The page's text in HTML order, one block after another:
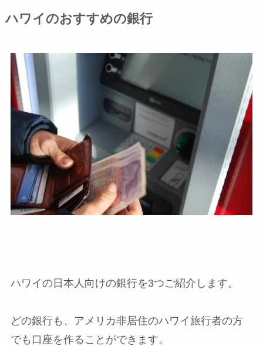
ハワイのおすすめの銀行
ハワイの日本人向けの銀行を3つご紹介します。
どの銀行も、アメリカ非居住のハワイ旅行者の方
でも口座を作ることができます。